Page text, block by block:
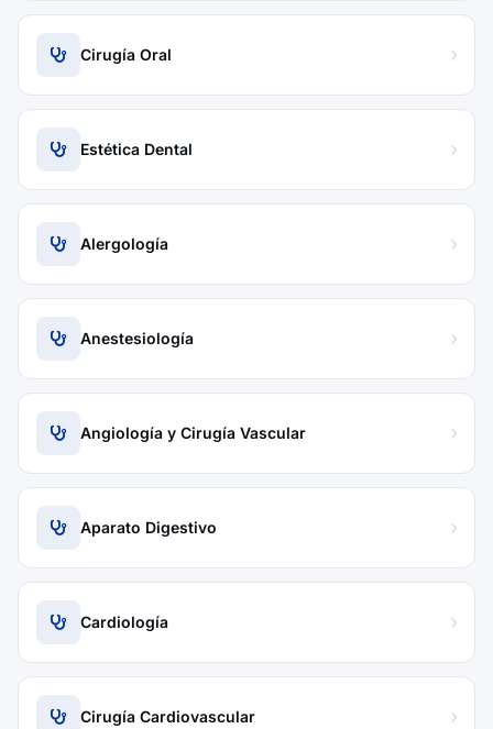
Cirugía Oral
Estética Dental
Alergología
Anestesiología
Angiología y Cirugía Vascular
Aparato Digestivo
Cardiología
Cirugía Cardiovascular